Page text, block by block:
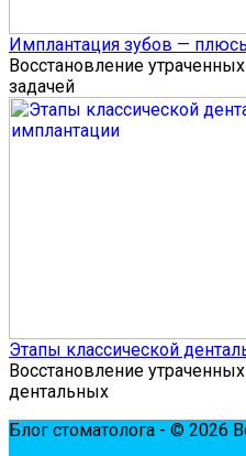
Имплантация зубов —
Восстановление
задачей
Этапы классической
Восстановление
дентальных
Блог стоматолога - © 2026